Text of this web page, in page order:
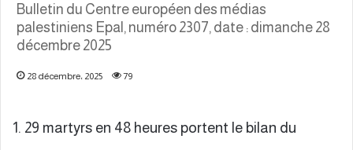
Bulletin du Centre européen des médias
palestiniens Epal, numéro 2307, date : dimanche 28
décembre 2025
28 décembre، 2025 79
1. 29 martyrs en 48 heures portent le bilan du